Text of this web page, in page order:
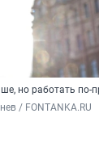
но работать по-
/ FONTANKA.RU